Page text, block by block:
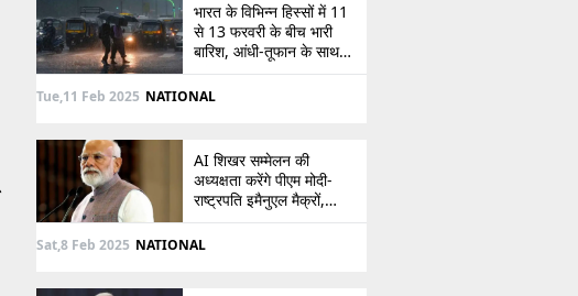
भारत के विभिन्न हिस्सों में 11
से 13 फरवरी के बीच भारी
बारिश, आंधी-तूफान के साथ
बर्फबारी का अलर्ट
Tue,11 Feb 2025 NATIONAL
AI शिखर सम्मेलन की
अध्यक्षता करेंगे पीएम मोदी-
राष्ट्रपति इमैनुएल मैक्रों,
भारत-फ्रांस संबंधों को देंगे नई
दिशा
Sat,8 Feb 2025 NATIONAL